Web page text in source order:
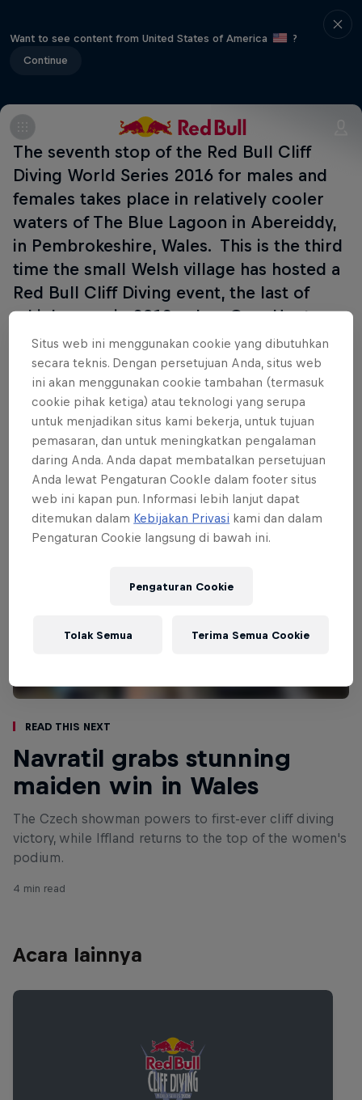
Want to see content from United States of America
?
Continue
The seventh stop of the Red Bull Cliff
Diving World Series 2016 for males and
females takes place in relatively cooler
waters of The Blue Lagoon in Abereiddy,
in Pembrokeshire, Wales. This is the third
time the small Welsh village has hosted a
Red Bull Cliff Diving event, the last of
which came in 2013, when Gary Hunt
secured a well-earned victory with an
impressive series of dives from the 27m
podium. The record-breaking Brit will be
looking to top the podium once again this
time around.
Read This Next
Navratil grabs stunning
maiden win in Wales
The Czech showman powers to first-ever cliff diving
victory, while Iffland returns to the top of the women's
podium.
4 min read
Acara lainnya
Situs web ini menggunakan cookie yang dibutuhkan
secara teknis. Dengan persetujuan Anda, situs web
ini akan menggunakan cookie tambahan (termasuk
cookie pihak ketiga) atau teknologi yang serupa
untuk menjadikan situs kami bekerja, untuk tujuan
pemasaran, dan untuk meningkatkan pengalaman
daring Anda. Anda dapat membatalkan persetujuan
Anda lewat Pengaturan CookIe dalam footer situs
web ini kapan pun. Informasi lebih lanjut dapat
ditemukan dalam Kebijakan Privasi kami dan dalam
Pengaturan Cookie langsung di bawah ini.
Pengaturan Cookie
Tolak Semua Terima Semua Cookie